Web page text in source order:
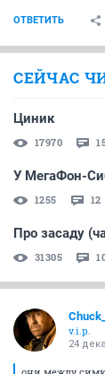
ОТВЕТИТЬ
СЕЙЧАС
Циник
17970
У МегаФон-
1255 12
Про засаду
31305
v.i.p.
24